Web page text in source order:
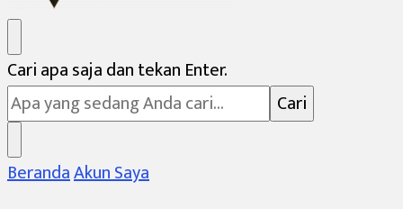
Varman Institute
Pusat Kajian Sunda
Mencari
Sesuatu?
Cari apa saja dan tekan Enter.
BerandaAkun Saya